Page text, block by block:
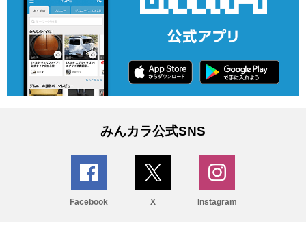
みんカラ公式SNS
Facebook X Instagram